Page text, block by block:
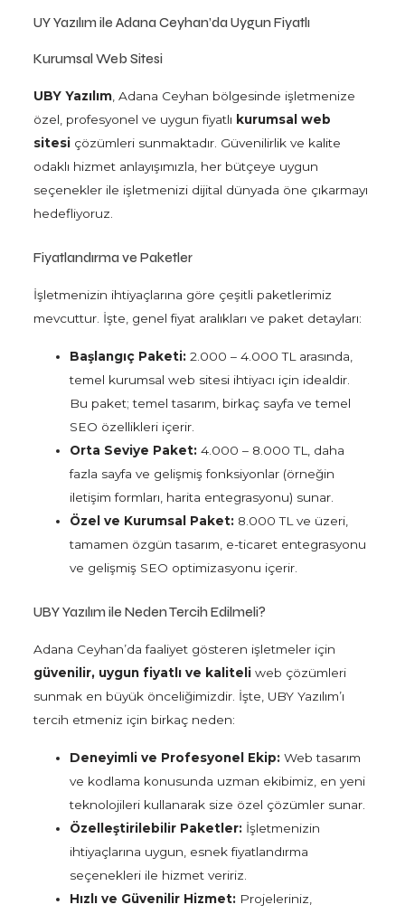
UY Yazılım ile Adana Ceyhan’da Uygun Fiyatlı
Kurumsal Web Sitesi
UBY Yazılım , Adana Ceyhan bölgesinde işletmenize
özel, profesyonel ve uygun fiyatlı kurumsal web
sitesi çözümleri sunmaktadır. Güvenilirlik ve kalite
odaklı hizmet anlayışımızla, her bütçeye uygun
seçenekler ile işletmenizi dijital dünyada öne çıkarmayı
hedefliyoruz.
Fiyatlandırma ve Paketler
İşletmenizin ihtiyaçlarına göre çeşitli paketlerimiz
mevcuttur. İşte, genel fiyat aralıkları ve paket detayları:
Başlangıç Paketi: 2.000 – 4.000 TL arasında,
temel kurumsal web sitesi ihtiyacı için idealdir.
Bu paket; temel tasarım, birkaç sayfa ve temel
SEO özellikleri içerir.
Orta Seviye Paket: 4.000 – 8.000 TL, daha
fazla sayfa ve gelişmiş fonksiyonlar (örneğin
iletişim formları, harita entegrasyonu) sunar.
Özel ve Kurumsal Paket: 8.000 TL ve üzeri,
tamamen özgün tasarım, e-ticaret entegrasyonu
ve gelişmiş SEO optimizasyonu içerir.
UBY Yazılım ile Neden Tercih Edilmeli?
Adana Ceyhan’da faaliyet gösteren işletmeler için
güvenilir, uygun fiyatlı ve kaliteli web çözümleri
sunmak en büyük önceliğimizdir. İşte, UBY Yazılım’ı
tercih etmeniz için birkaç neden:
Deneyimli ve Profesyonel Ekip: Web tasarım
ve kodlama konusunda uzman ekibimiz, en yeni
teknolojileri kullanarak size özel çözümler sunar.
Özelleştirilebilir Paketler: İşletmenizin
ihtiyaçlarına uygun, esnek fiyatlandırma
seçenekleri ile hizmet veririz.
Hızlı ve Güvenilir Hizmet: Projeleriniz,